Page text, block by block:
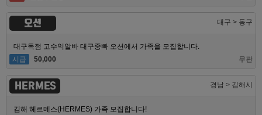
오션 대구 > 동구
대구독점 고수익알바 대구중빠 오션에서 가족을 모집합니다.
시급
50,000 무관
HERMES 경남 > 김해시
김해 헤르메스(HERMES) 가족 모집합니다!